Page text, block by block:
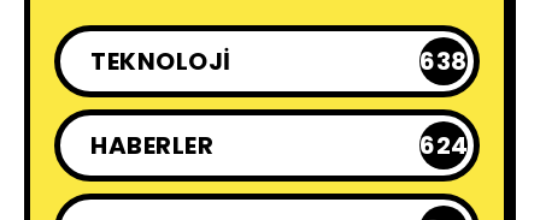
TEKNOLOJI 638
HABERLER 624